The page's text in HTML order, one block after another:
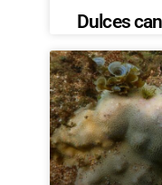
Dulces